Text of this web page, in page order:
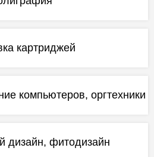
картриджей
компьютеров, оргтехники
дизайн, фитодизайн